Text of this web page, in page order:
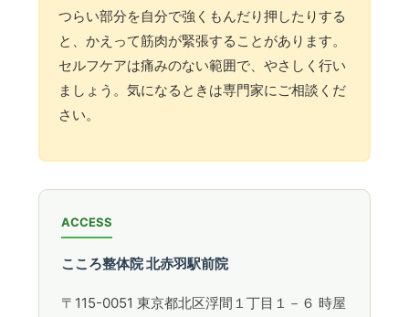
つらい部分を自分で強くもんだり押したりする
と、かえって筋肉が緊張することがあります。
セルフケアは痛みのない範囲で、やさしく行い
ましょう。気になるときは専門家にご相談くだ
さい。
ACCESS
こころ整体院 北赤羽駅前院
〒115-0051 東京都北区浮間１丁目１－６ 時屋